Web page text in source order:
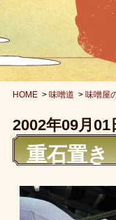
HOME > 味噌道 > 味噌屋
2002年09月01
重石置き